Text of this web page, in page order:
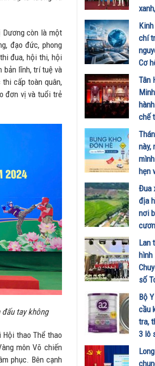
Dương còn là một
đạo đức, phong
đua, hội thi, hội
bản lĩnh, trí tuệ và
cấp toàn quân,
đơn vị và tuổi trẻ
tay không
thao Thể thao
môn Võ chiến
phục. Bên cạnh
29/06/
đẩy
vào
sống
19/06/
chí
Cơ
cho
tạp
Tân
chế
động
nhân
12/06/
này,
hẹn
đón
toàn
sản
10/06/
Đua
địa
nơi
bá
kích
25/05/
Lan
hình
số
diện
Bộ
cầu
tra,
3 lô